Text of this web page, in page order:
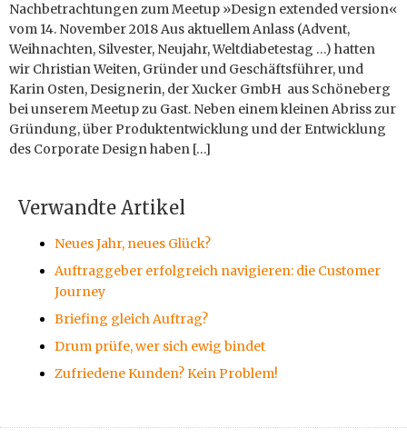
Nachbetrachtungen zum Meetup »Design extended version«
vom 14. November 2018 Aus aktuellem Anlass (Advent,
Weihnachten, Silvester, Neujahr, Weltdiabetestag …) hatten
wir Christian Weiten, Gründer und Geschäftsführer, und
Karin Osten, Designerin, der Xucker GmbH aus Schöneberg
bei unserem Meetup zu Gast. Neben einem kleinen Abriss zur
Gründung, über Produktentwicklung und der Entwicklung
des Corporate Design haben […]
Verwandte Artikel
Neues Jahr, neues Glück?
Auftraggeber erfolgreich navigieren: die Customer
Journey
Briefing gleich Auftrag?
Drum prüfe, wer sich ewig bindet
Zufriedene Kunden? Kein Problem!